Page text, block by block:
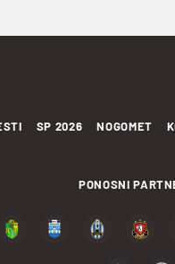
SP 2026 NOGOMET
PONOSNI